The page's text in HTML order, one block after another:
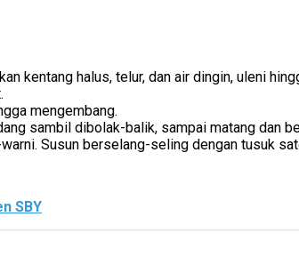
kentang halus, telur, dan air dingin, uleni
mengembang.
sambil dibolak-balik, sampai matang dan
Susun berselang-seling dengan tusuk
SBY